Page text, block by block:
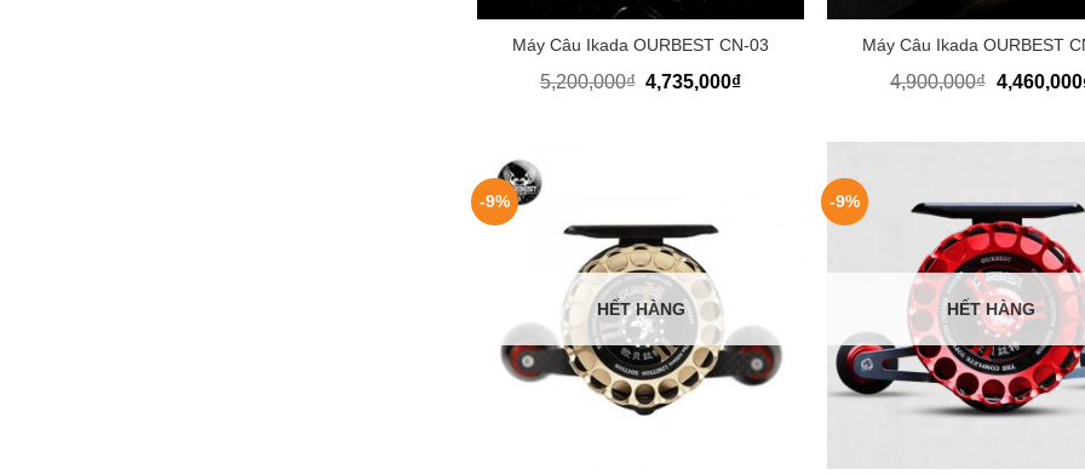
Máy Câu Ikada OURBEST CN-03
5,200,000₫ Giá
gốc
4,735,000₫Giá
hiện
4,735,000₫.
Máy Câu Ikada OURBEST
4,900,000₫
Giá
gốc
4,460,000
-9%
HẾT HÀNG
-9%
HẾT HÀNG